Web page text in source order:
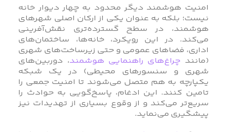
امنیت هوشمند دیگر محدود به چهار دیوار خانه
نیست؛ بلکه به‌ عنوان یکی از ارکان اصلی شهرهای
هوشمند، در سطح گسترده‌تری نقش‌آفرینی
می‌کند. در این رویکرد، خانه‌ها، ساختمان‌های
اداری، فضاهای عمومی و حتی زیرساخت‌های شهری
(مانند چراغ‌های راهنمایی هوشمند، دوربین‌های
شهری و سنسورهای محیطی) در یک شبکه
یکپارچه به هم متصل می‌شوند تا امنیت جمعی را
تامین کنند. این ادغام، پاسخ‌گویی به حوادث را
سریع‌تر می‌کند و از وقوع بسیاری از تهدیدات نیز
پیشگیری می‌نماید.